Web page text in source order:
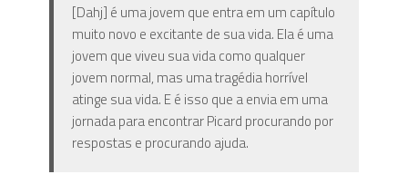
[Dahj] é uma jovem que entra em um capítulo
muito novo e excitante de sua vida. Ela é uma
jovem que viveu sua vida como qualquer
jovem normal, mas uma tragédia horrível
atinge sua vida. E é isso que a envia em uma
jornada para encontrar Picard procurando por
respostas e procurando ajuda.